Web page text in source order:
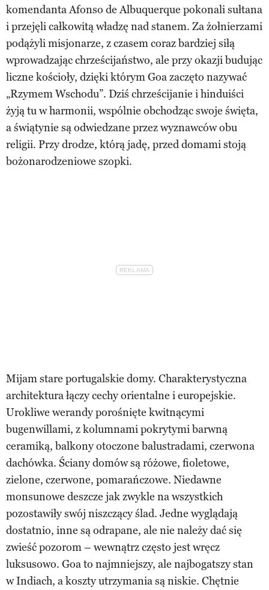
komendanta Afonso de Albuquerque pokonali sułtana
i przejęli całkowitą władzę nad stanem. Za żołnierzami
podążyli misjonarze, z czasem coraz bardziej siłą
wprowadzając chrześcijaństwo, ale przy okazji budując
liczne kościoły, dzięki którym Goa zaczęto nazywać
„Rzymem Wschodu”. Dziś chrześcijanie i hinduiści
żyją tu w harmonii, wspólnie obchodząc swoje święta,
a świątynie są odwiedzane przez wyznawców obu
religii. Przy drodze, którą jadę, przed domami stoją
bożonarodzeniowe szopki.
Mijam stare portugalskie domy. Charakterystyczna
architektura łączy cechy orientalne i europejskie.
Urokliwe werandy porośnięte kwitnącymi
bugenwillami, z kolumnami pokrytymi barwną
ceramiką, balkony otoczone balustradami, czerwona
dachówka. Ściany domów są różowe, fioletowe,
zielone, czerwone, pomarańczowe. Niedawne
monsunowe deszcze jak zwykle na wszystkich
pozostawiły swój niszczący ślad. Jedne wyglądają
dostatnio, inne są odrapane, ale nie należy dać się
zwieść pozorom – wewnątrz często jest wręcz
luksusowo. Goa to najmniejszy, ale najbogatszy stan
w Indiach, a koszty utrzymania są niskie. Chętnie